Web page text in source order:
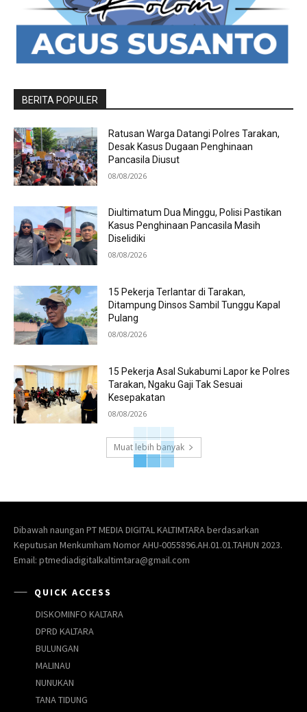
BERITA POPULER
Ratusan Warga Datangi Polres Tarakan,
Desak Kasus Dugaan Penghinaan
Pancasila Diusut
08/08/2026
Diultimatum Dua Minggu, Polisi Pastikan
Kasus Penghinaan Pancasila Masih
Diselidiki
08/08/2026
15 Pekerja Terlantar di Tarakan,
Ditampung Dinsos Sambil Tunggu Kapal
Pulang
08/08/2026
15 Pekerja Asal Sukabumi Lapor ke Polres
Tarakan, Ngaku Gaji Tak Sesuai
Kesepakatan
08/08/2026
Muat lebih banyak
Dibawah naungan PT MEDIA DIGITAL KALTIMTARA berdasarkan
Keputusan Menkumham Nomor AHU-0055896.AH.01.01.TAHUN 2023.
Email: ptmediadigitalkaltimtara@gmail.com
QUICK ACCESS
DISKOMINFO KALTARA
DPRD KALTARA
BULUNGAN
MALINAU
NUNUKAN
TANA TIDUNG